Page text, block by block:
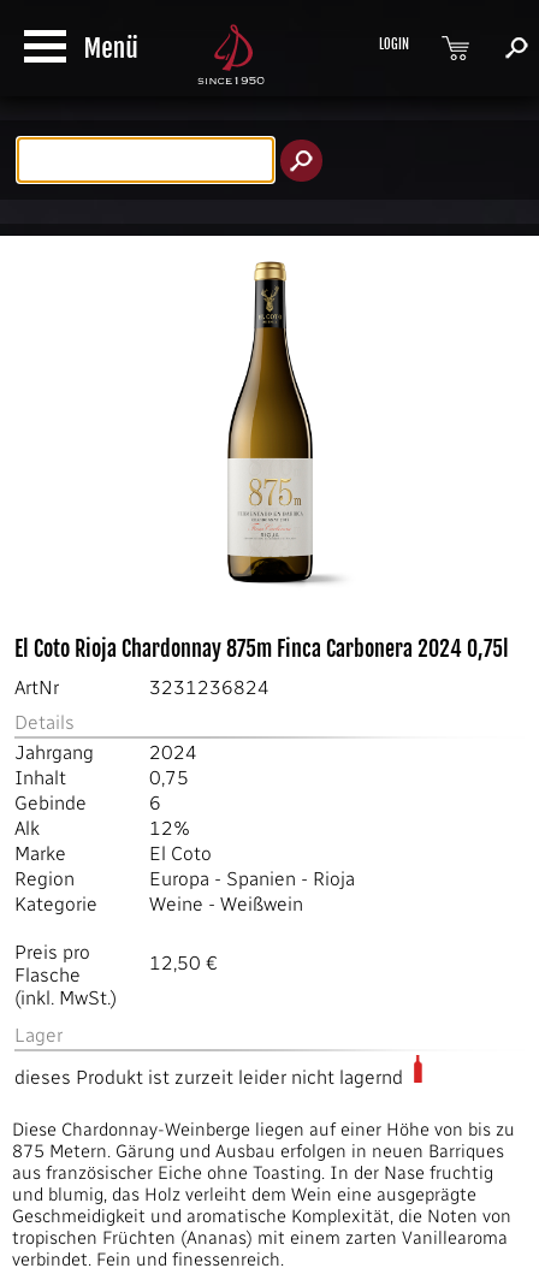
LOGIN
El Coto Rioja Chardonnay 875m Finca Carbonera 2024 0,75l
ArtNr
3231236824
Details
Jahrgang
2024
Inhalt
0,75
Gebinde
6
Alk
12%
Marke
El Coto
Region
Europa - Spanien - Rioja
Kategorie
Weine - Weißwein
Preis pro
Flasche
(inkl. MwSt.)
12,50 €
Lager
dieses Produkt ist zurzeit leider nicht lagernd
Diese Chardonnay-Weinberge liegen auf einer Höhe von bis zu
875 Metern. Gärung und Ausbau erfolgen in neuen Barriques
aus französischer Eiche ohne Toasting. In der Nase fruchtig
und blumig, das Holz verleiht dem Wein eine ausgeprägte
Geschmeidigkeit und aromatische Komplexität, die Noten von
tropischen Früchten (Ananas) mit einem zarten Vanillearoma
verbindet. Fein und finessenreich.